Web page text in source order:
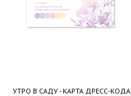
УТРО В САДУ - КАРТА ДРЕСС-КОДА